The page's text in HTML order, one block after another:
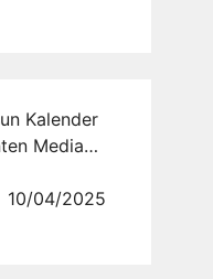
Kalender
Media
10/04/2025